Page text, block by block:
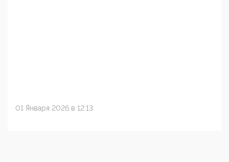
01 Января 2026 в 12:13